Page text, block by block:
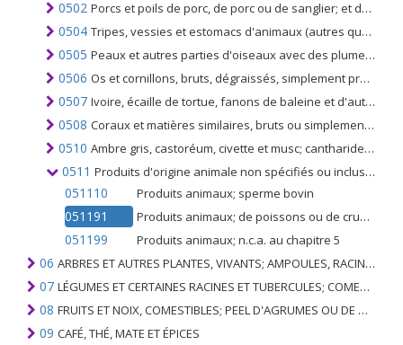
0502 Porcs et poils de porc, de porc ou de sanglier; et déchets de ceux-ci
0504 Tripes, vessies et estomacs d'animaux (autres que les poissons); entiers ou en morceaux, frais, réfrigérés, congelés, salés ou en saumure, séchés ou fumés
0505 Peaux et autres parties d'oiseaux avec des plumes, vers le bas; plumes, duvet et leurs parties; pas plus travaillé que nettoyé, désinfecté, traité pour la conservation; Poudre, déchets et parties de plumes
0506 Os et cornillons, bruts, dégraissés, simplement préparés (mais non découpés en forme), traités à l'acide ou dégélatinés; poudre et déchets de ces produits
0507 Ivoire, écaille de tortue, fanons de baleine et d'autres mammifères marins, cornes, bois, sabots, ongles, griffes et becs, bruts ou simplement préparés, non découpés en forme; déchets et poudres de ces produits
0508 Coraux et matières similaires, bruts ou simplement préparés, coquilles de mollusques, crustacés ou échinodermes et os de seiches, non découpés en poudre et leurs déchets
0510 Ambre gris, castoréum, civette et musc; cantharides; bile, séchés ou non glandes, autres produits d'origine animale utilisés dans la préparation de produits pharmaceutiques, frais réfrigérés, congelés ou autrement conservés de façon provisoire
0511 Produits d'origine animale non spécifiés ou inclus ailleurs animaux morts des chapitres 1 ou 3, impropres à la consommation humaine
051110 Produits animaux; sperme bovin
051191 Produits animaux; de poissons ou de crustacés, de mollusques ou d'autres invertébrés aquatiques; animaux morts du chapitre 03, impropres à la consommation humaine
051199 Produits animaux; n.c.a. au chapitre 5
06 ARBRES ET AUTRES PLANTES, VIVANTS; AMPOULES, RACINES ET ANALOGUES; FLEURS COUPEES ET FEUILLAGE ORNEMENTAL
07 LÉGUMES ET CERTAINES RACINES ET TUBERCULES; COMESTIBLE
08 FRUITS ET NOIX, COMESTIBLES; PEEL D'AGRUMES OU DE MELONS
09 CAFÉ, THÉ, MATE ET ÉPICES